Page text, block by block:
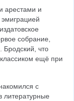
арестами и
собрание,
что
ещё при
с
литературные